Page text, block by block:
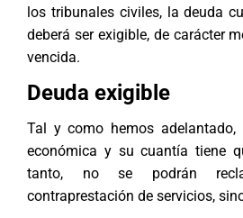
los tribunales civiles, la deuda
deberá ser exigible, de carácter
vencida.
Deuda exigible
Tal y como hemos adelantado,
económica y su cuantía tiene
tanto, no se podrán
contraprestación de servicios,